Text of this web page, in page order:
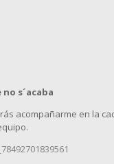
no s´acaba
acompañarme en la